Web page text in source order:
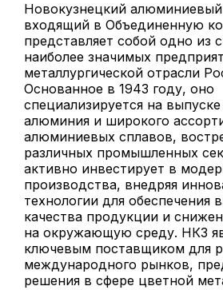
Новокузнецкий
входящий в Объединенную
представляет собой одно из
наиболее значимых
металлургической отрасли
Основанное в 1943 году, оно
специализируется на
алюминия и широкого
алюминиевых сплавов,
различных промышленных
активно инвестирует в
производства, внедряя
технологии для обеспечения
качества продукции и
на окружающую среду. НКЗ
ключевым поставщиком для
международного рынков,
решения в сфере цветной